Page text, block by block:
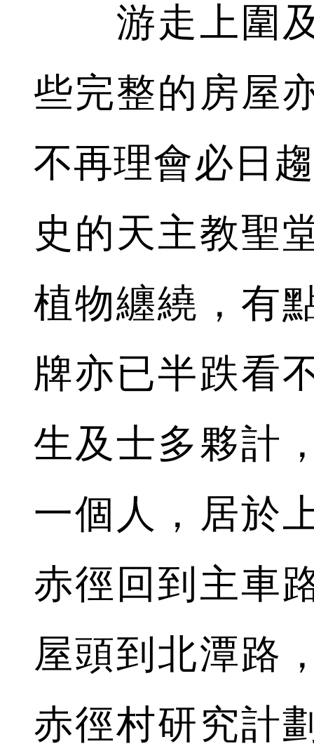
游走上圍及
些完整的房屋
不再理會必日
史的天主教聖
植物纏繞，有
牌亦已半跌看
生及士多夥計
一個人，居於
赤徑回到主車
屋頭到北潭路
赤徑村研究計